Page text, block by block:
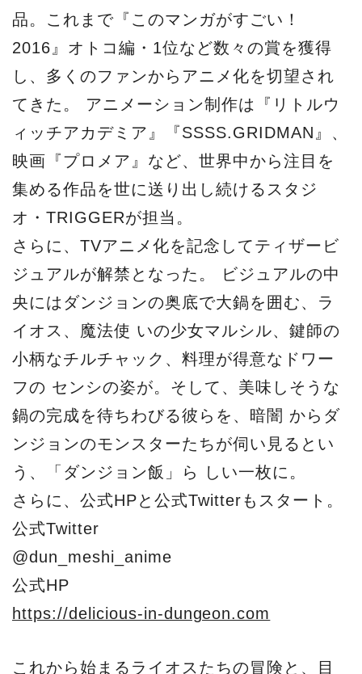
品。これまで『このマンガがすごい！
2016』オトコ編・1位など数々の賞を獲得
し、多くのファンからアニメ化を切望され
てきた。 アニメーション制作は『リトルウ
ィッチアカデミア』『SSSS.GRIDMAN』、
映画『プロメア』など、世界中から注目を
集める作品を世に送り出し続けるスタジ
オ・TRIGGERが担当。
さらに、TVアニメ化を記念してティザービ
ジュアルが解禁となった。 ビジュアルの中
央にはダンジョンの奥底で大鍋を囲む、ラ
イオス、魔法使 いの少女マルシル、鍵師の
小柄なチルチャック、料理が得意なドワー
フの センシの姿が。そして、美味しそうな
鍋の完成を待ちわびる彼らを、暗闇 からダ
ンジョンのモンスターたちが伺い見るとい
う、「ダンジョン飯」ら しい一枚に。
さらに、公式HPと公式Twitterもスタート。
公式Twitter
@dun_meshi_anime
公式HP
https://delicious-in-dungeon.com
これから始まるライオスたちの冒険と、目